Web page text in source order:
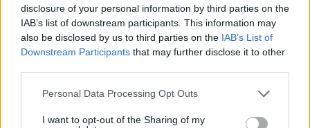
disclosure of your personal information by third parties on the
IAB’s list of downstream participants. This information may
also be disclosed by us to third parties on the IAB’s List of
Downstream Participants that may further disclose it to other
Please note that this website/app uses one or more Google
not limited to your visit or usage behaviour. You may click to
Personal Data Processing Opt Outs
I want to opt-out of the Sharing of my